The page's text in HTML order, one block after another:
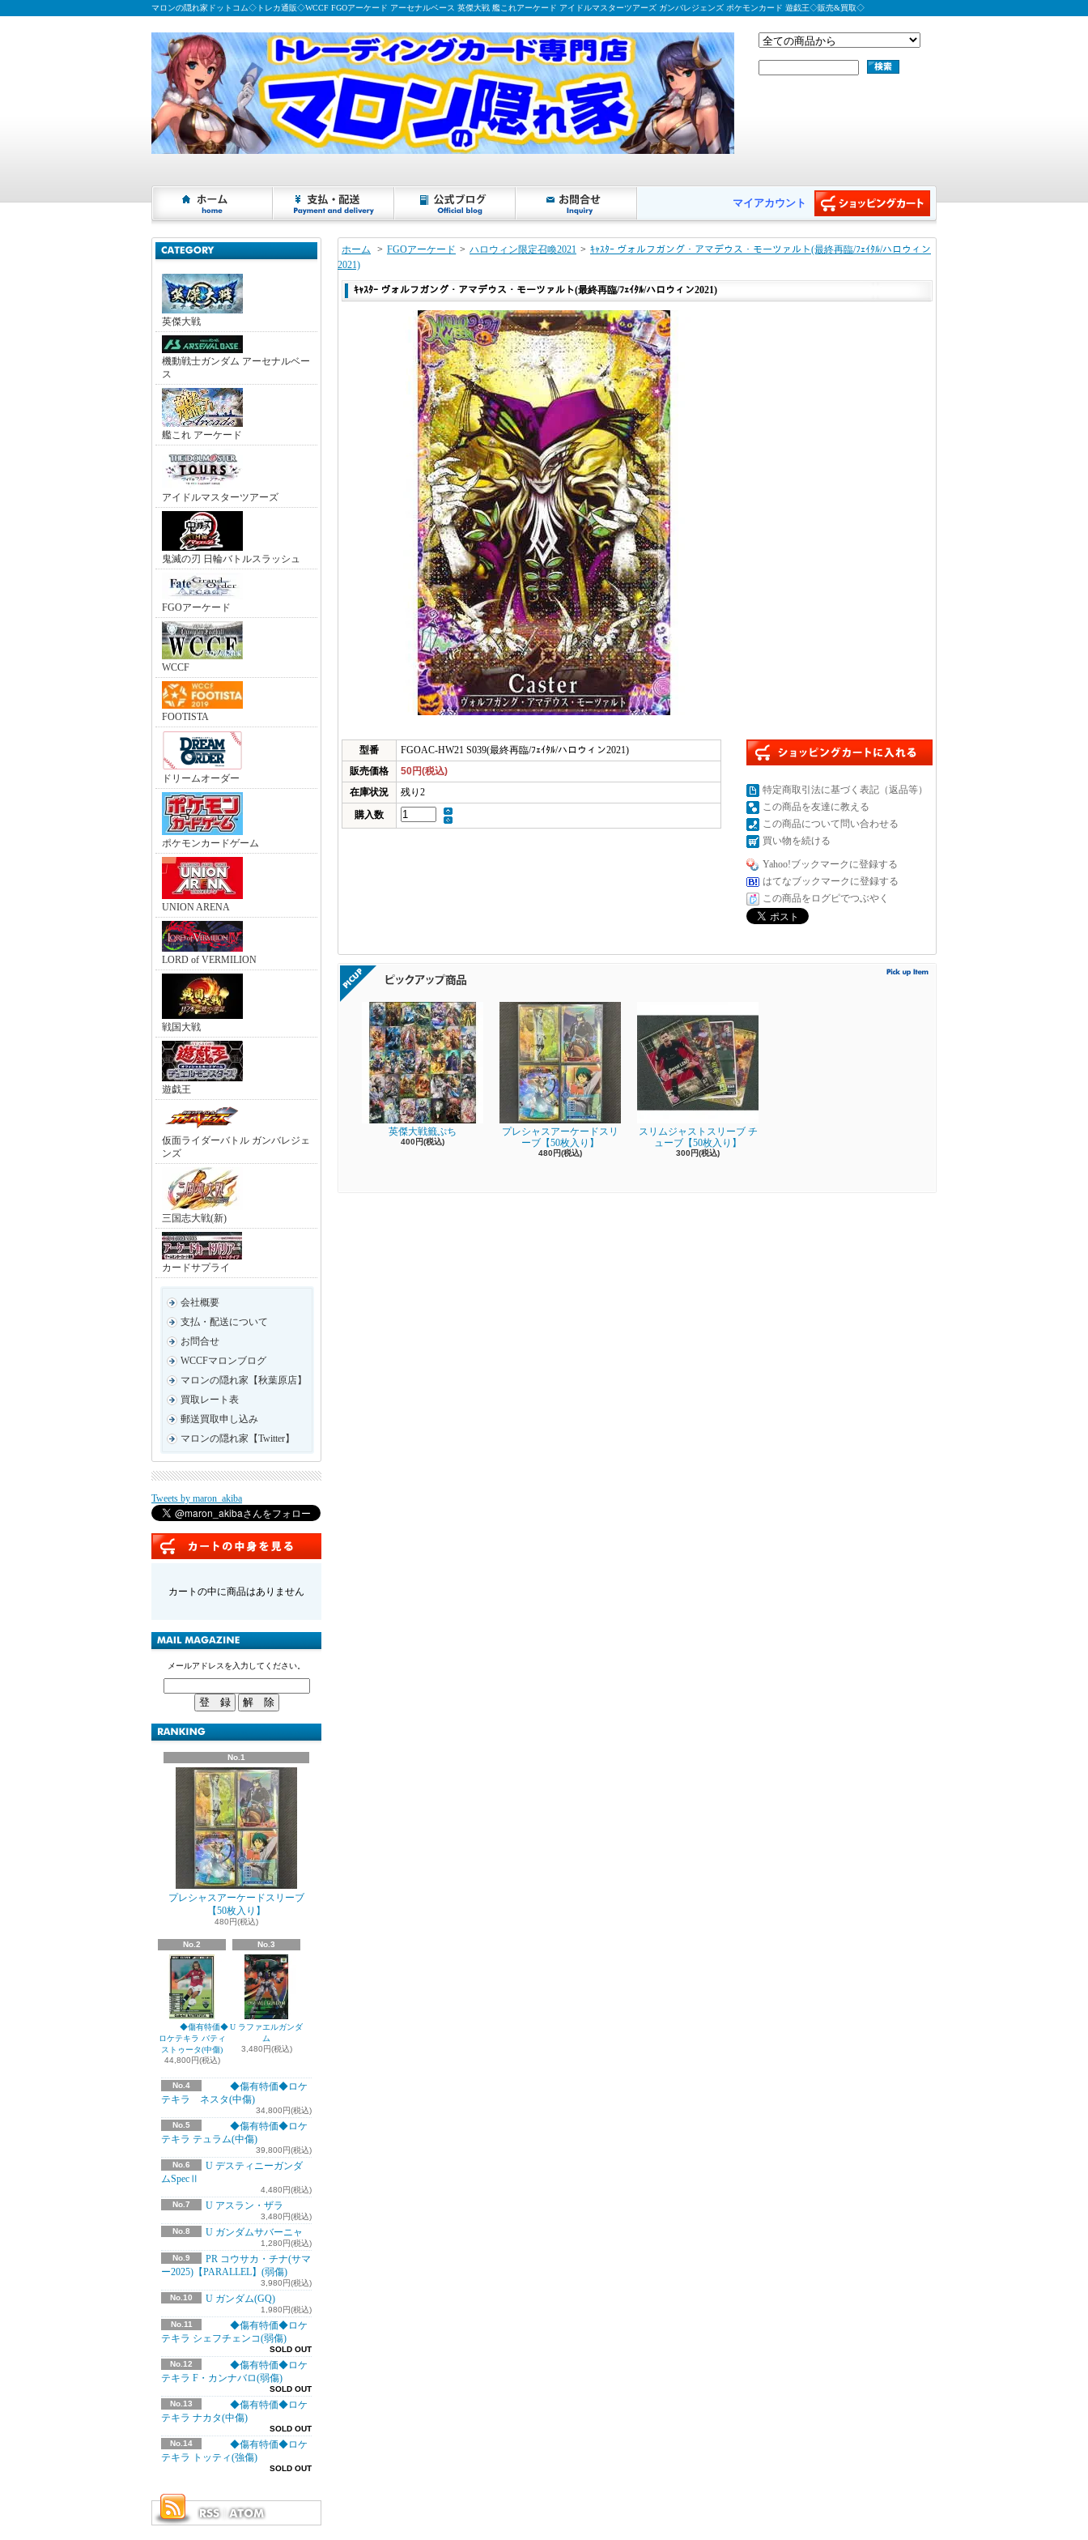
マロンの隠れ家ドットコム◇トレカ通販◇WCCF FGOアーケード アーセナルベース 英傑大戦 艦これアーケード アイドルマスターツアーズ ガンバレジェンズ ポケモンカード 遊戯王◇販売&買取◇
マイアカウント
英傑大戦
機動戦士ガンダム アーセナルベー
ス
艦これ アーケード
アイドルマスターツアーズ
鬼滅の刃 日輪バトルスラッシュ
FGOアーケード
WCCF
FOOTISTA
ドリームオーダー
ポケモンカードゲーム
UNION ARENA
LORD of VERMILION
戦国大戦
遊戯王
仮面ライダーバトル ガンバレジェ
ンズ
三国志大戦(新)
カードサプライ
会社概要
支払・配送について
お問合せ
WCCFマロンブログ
マロンの隠れ家【秋葉原店】
買取レート表
郵送買取申し込み
マロンの隠れ家【Twitter】
Tweets by maron_akiba
カートの中に商品はありません
メールアドレスを入力してください。
No.1
プレシャスアーケードスリーブ
【50枚入り】
480円(税込)
No.2
◆傷有特価◆
ロケテキラ バティ
ストゥータ(中傷)
44,800円(税込)
No.3
U ラファエルガンダ
ム
3,480円(税込)
No.4
◆傷有特価◆ロケ
テキラ ネスタ(中傷)
34,800円(税込)
No.5
◆傷有特価◆ロケ
テキラ テュラム(中傷)
39,800円(税込)
No.6
U デスティニーガンダ
ムSpecⅡ
4,480円(税込)
No.7
U アスラン・ザラ
3,480円(税込)
No.8
U ガンダムサバーニャ
1,280円(税込)
No.9
PR コウサカ・チナ(サマ
ー2025)【PARALLEL】(弱傷)
3,980円(税込)
No.10
U ガンダム(GQ)
1,980円(税込)
No.11
◆傷有特価◆ロケ
テキラ シェフチェンコ(弱傷)
SOLD OUT
No.12
◆傷有特価◆ロケ
テキラ F・カンナバロ(弱傷)
SOLD OUT
No.13
◆傷有特価◆ロケ
テキラ ナカタ(中傷)
SOLD OUT
No.14
◆傷有特価◆ロケ
テキラ トッティ(強傷)
SOLD OUT
ホーム > FGOアーケード > ハロウィン限定召喚2021 > ｷｬｽﾀｰ ヴォルフガング・アマデウス・モーツァルト(最終再臨/ﾌｪｲﾀﾙ/ハロウィン
2021)
ｷｬｽﾀｰ ヴォルフガング・アマデウス・モーツァルト(最終再臨/ﾌｪｲﾀﾙ/ハロウィン2021)
型番
FGOAC-HW21 S039(最終再臨/ﾌｪｲﾀﾙ/ハロウィン2021)
販売価格
50円(税込)
在庫状況
残り2
購入数
特定商取引法に基づく表記（返品等）
この商品を友達に教える
この商品について問い合わせる
買い物を続ける
Yahoo!ブックマークに登録する
はてなブックマークに登録する
この商品をログピでつぶやく
英傑大戦籤ぷち
400円(税込)
プレシャスアーケードスリ
ーブ【50枚入り】
480円(税込)
スリムジャストスリーブ チ
ューブ【50枚入り】
300円(税込)